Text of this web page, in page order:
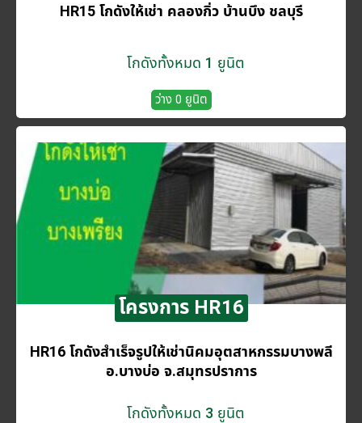
HR15 โกดังให้เช่า คลองกิ่ว บ้านบึง ชลบุรี
โกดังทั้งหมด 1 ยูนิต
ว่าง 0 ยูนิต
โครงการ HR16
HR16 โกดังสำเร็จรูปให้เช่านิคมอุตสาหกรรมบางพลี
อ.บางบ่อ จ.สมุทรปราการ
โกดังทั้งหมด 3 ยูนิต